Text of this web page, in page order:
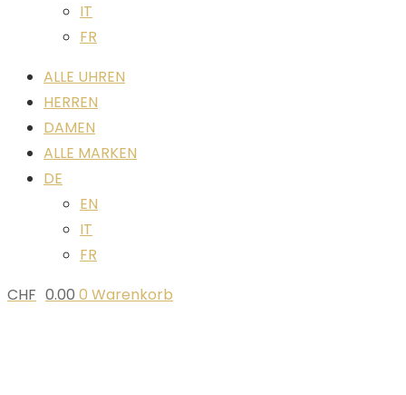
IT
FR
ALLE UHREN
HERREN
DAMEN
ALLE MARKEN
DE
EN
IT
FR
CHF 0.00 0 Warenkorb